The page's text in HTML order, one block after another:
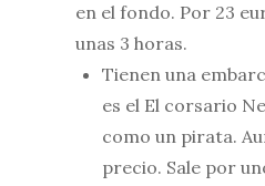
en el fondo. Por 23
unas 3 horas.
Tienen una
es el El corsario
como un pirata.
precio. Sale por